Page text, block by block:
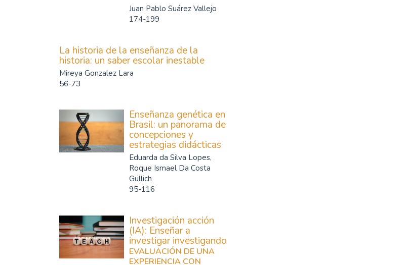
Juan Pablo Suárez Vallejo
174-199
La historia de la enseñanza de la
historia: un saber escolar inestable
Mireya Gonzalez Lara
56-73
Enseñanza genética en
Brasil: un panorama de
concepciones y
estrategias didácticas
Eduarda da Silva Lopes,
Roque Ismael Da Costa
Güllich
95-116
Investigación acción
(IA): Enseñar a
investigar investigando
EVALUACIÓN DE UNA
EXPERIENCIA CON